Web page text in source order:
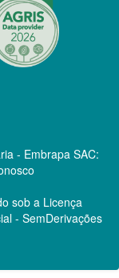
- Embrapa SAC:
sob a Licença
- SemDerivações